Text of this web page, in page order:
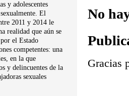
No
Gracias
y adolescentes
El
2011 y 2014 le
realidad que aún se
el Estado
competentes: una
en la que
y delincuentes de la
sexuales